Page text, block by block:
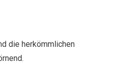
die herkömmlichen